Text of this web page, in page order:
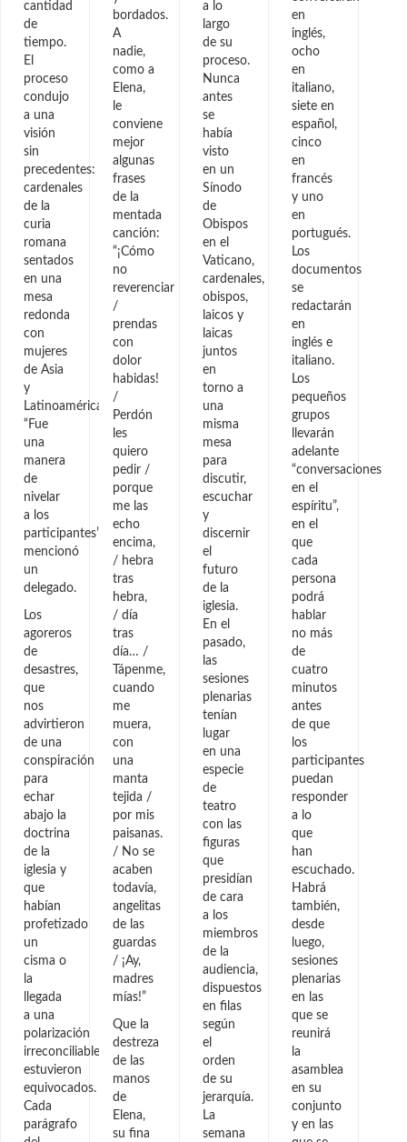
cantidad
de
tiempo.
El
proceso
condujo
a una
visión
sin
precedentes:
cardenales
de la
curia
romana
sentados
en una
mesa
redonda
con
mujeres
de Asia
y
Latinoamérica.
“Fue
una
manera
de
nivelar
a los
participantes”,
mencionó
un
delegado.
Los
agoreros
de
desastres,
que
nos
advirtieron
de una
conspiración
para
echar
abajo la
doctrina
de la
iglesia y
que
habían
profetizado
un
cisma o
la
llegada
a una
polarización
irreconciliable,
estuvieron
equivocados.
Cada
parágrafo
bordados.
A
nadie,
como a
Elena,
le
conviene
mejor
algunas
frases
de la
mentada
canción:
“¡Cómo
no
reverenciar
/
prendas
con
dolor
habidas!
/
Perdón
les
quiero
pedir /
porque
me las
echo
encima,
/ hebra
tras
hebra,
/ día
tras
día… /
Tápenme,
cuando
me
muera,
con
una
manta
tejida /
por mis
paisanas.
/ No se
acaben
todavía,
angelitas
de las
guardas
/ ¡Ay,
madres
mías!”
Que la
destreza
de las
manos
de
Elena,
su fina
a lo
largo
de su
proceso.
Nunca
antes
se
había
visto
en un
Sínodo
de
Obispos
en el
Vaticano,
cardenales,
obispos,
laicos y
laicas
juntos
en
torno a
una
misma
mesa
para
discutir,
escuchar
y
discernir
el
futuro
de la
iglesia.
En el
pasado,
las
sesiones
plenarias
tenían
lugar
en una
especie
de
teatro
con las
figuras
que
presidían
de cara
a los
miembros
de la
audiencia,
dispuestos
en filas
según
el
orden
de su
jerarquía.
La
semana
en
inglés,
ocho
en
italiano,
siete en
español,
cinco
en
francés
y uno
en
portugués.
Los
documentos
se
redactarán
en
inglés e
italiano.
Los
pequeños
grupos
llevarán
adelante
“conversaciones
en el
espíritu”,
en el
que
cada
persona
podrá
hablar
no más
de
cuatro
minutos
antes
de que
los
participantes
puedan
responder
a lo
que
han
escuchado.
Habrá
también,
desde
luego,
sesiones
plenarias
en las
que se
reunirá
la
asamblea
en su
conjunto
y en las